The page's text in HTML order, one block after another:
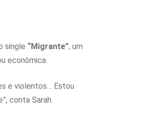
single “Migrante”, um
econômica.
e violentos… Estou
conta Sarah.